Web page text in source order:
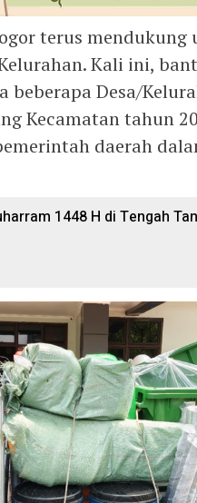
terus mendukung
Kali ini,
beberapa Desa/
Kecamatan tahun
daerah
1448 H di Tengah